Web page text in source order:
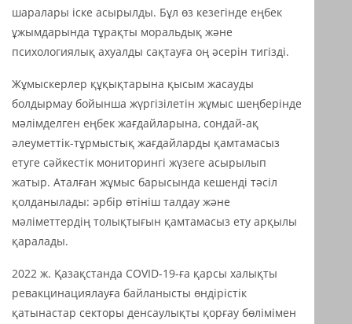
шаралары іске асырылды. Бұл өз кезегінде еңбек
ұжымдарында тұрақты моральдық және
психологиялық ахуалды сақтауға оң әсерін тигізді.
Жұмыскерлер құқықтарына қысым жасауды
болдырмау бойынша жүргізілетін жұмыс шеңберінде
мәлімделген еңбек жағдайларына, сондай-ақ
әлеуметтік-тұрмыстық жағдайларды қамтамасыз
етуге сәйкестік мониторингі жүзеге асырылып
жатыр. Аталған жұмыс барысында кешенді тәсіл
қолданылады: әрбір өтініш талдау және
мәліметтердің толықтығын қамтамасыз ету арқылы
қаралады.
2022 ж. Қазақстанда COVID-19-ға қарсы халықты
ревакцинациялауға байланысты өндірістік
қатынастар секторы денсаулықты қорғау бөлімімен